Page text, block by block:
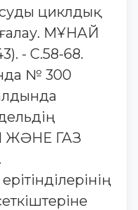
циклдық
МҰНАЙ
- С.58-68.
№ 300
ЖӘНЕ ГАЗ